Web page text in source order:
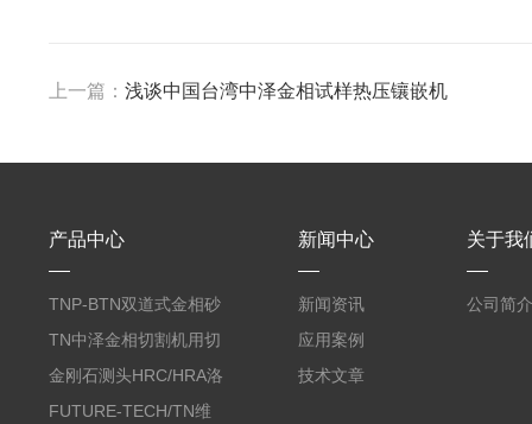
上一篇： 浅谈中国台湾中泽金相试样热压镶嵌机
产品中心
TNP-BTN双道式金相砂
带机/金相研磨机
TN中泽金相切割机用切
削油/金相冷却液
金刚石测头HRC/HRA洛
氏硬度计专用
FUTURE-TECH/TN维
新闻中心
新闻资讯
应用案例
技术文章
关于我
公司简介